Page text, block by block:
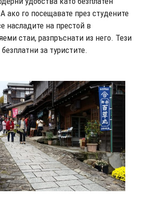
ако го посещавате през студените
насладите на престой в
стаи, разпръснати из него. Тези
за туристите.